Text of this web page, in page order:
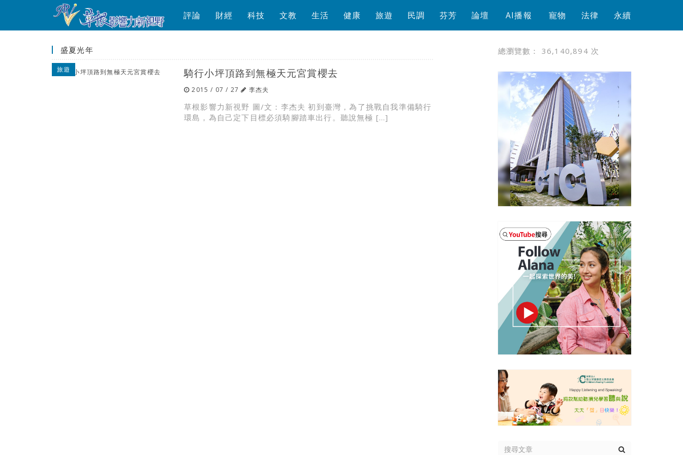
評論 財經 科技 文教 生活 健康 旅遊 民調 芬芳 論壇 AI播報 寵物 法律 永續
盛夏光年
旅遊 騎行小坪頂路到無極天元宮賞櫻去
2015 / 07 / 27 李杰夫
草根影響力新視野 圖/文：李杰夫 初到臺灣，為了挑戰自我準備騎行
環島，為自己定下目標必須騎腳踏車出行。聽說無極 […]
總瀏覽數： 36,140,894 次